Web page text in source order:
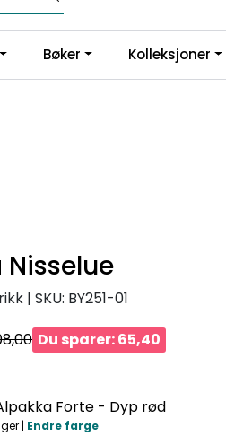
Infosenter
Bøker Kolleksjoner
Nisselue
| SKU: BY251-01
Du sparer: 65,40
Forte - Dyp rød
| Endre farge